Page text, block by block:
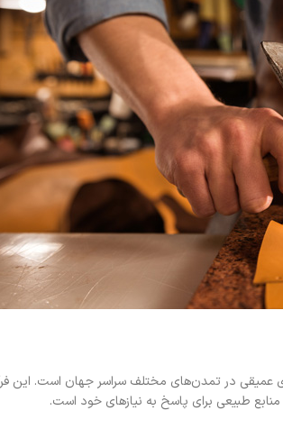
عمیقی در تمدن‌های مختلف سراسر جهان است. این
منابع طبیعی برای پاسخ به نیازهای خود است.